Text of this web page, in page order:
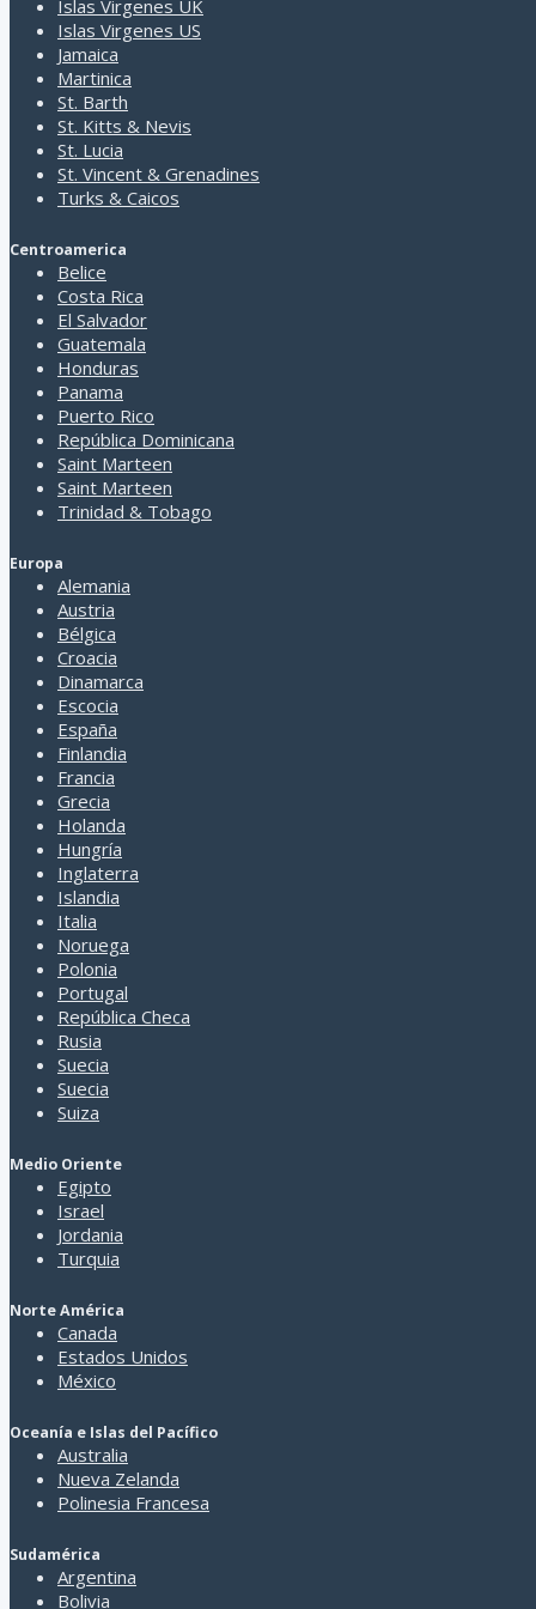
Islas Virgenes UK
Islas Virgenes US
Jamaica
Martinica
St. Barth
St. Kitts & Nevis
St. Lucia
St. Vincent & Grenadines
Turks & Caicos
Centroamerica
Belice
Costa Rica
El Salvador
Guatemala
Honduras
Panama
Puerto Rico
República Dominicana
Saint Marteen
Saint Marteen
Trinidad & Tobago
Europa
Alemania
Austria
Bélgica
Croacia
Dinamarca
Escocia
España
Finlandia
Francia
Grecia
Holanda
Hungría
Inglaterra
Islandia
Italia
Noruega
Polonia
Portugal
República Checa
Rusia
Suecia
Suecia
Suiza
Medio Oriente
Egipto
Israel
Jordania
Turquia
Norte América
Canada
Estados Unidos
México
Oceanía e Islas del Pacífico
Australia
Nueva Zelanda
Polinesia Francesa
Sudamérica
Argentina
Bolivia
Cristóbal Colón le dio su actual
Ciudades de Guadalupe
Pointe A Pitre
St Barthelemy
Dirección
Av. Cabildo 2847 Piso 2 Of 204 - Belgrano - CABA (1428)
Atención al cliente
Horario a convenir.
Contactarse al: 11 15 56395306
Quienes somos
Formas de pago
Condiciones generales de contratación
Privacidad y uso del sitio